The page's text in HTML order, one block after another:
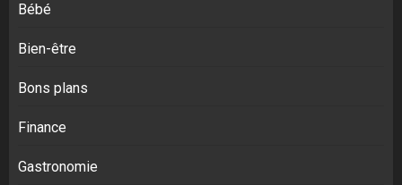
Bébé
Bien-être
Bons plans
Finance
Gastronomie